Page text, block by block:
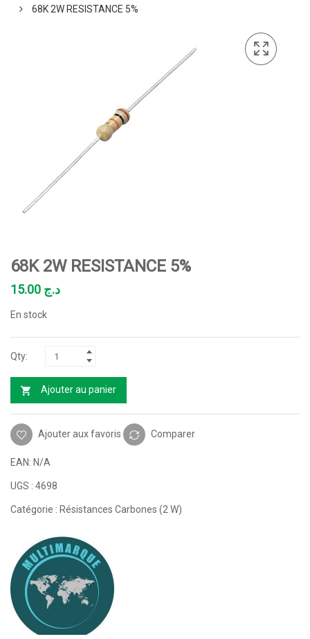
68K 2W RESISTANCE 5%
68K 2W RESISTANCE 5%
د.ج
En stock
Ajouter au panier
Ajouter aux favoris Comparer
EAN: N/A
UGS : 4698
Catégorie : Résistances Carbones (2 W)